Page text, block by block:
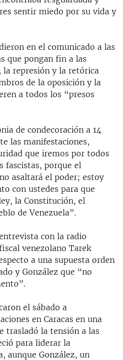
sentir miedo por su vida y
en el comunicado a las
que pongan fin a las
represión y la retórica
de la oposición y la
a todos los “presos
de condecoración a 14
las manifestaciones,
que iremos por todos
fascistas, porque el
asaltará el poder; estoy
con ustedes para que
la Constitución, el
de Venezuela”.
con la radio
venezolano Tarek
a una supuesta orden
y González que “no
el sábado a
en Caracas en una
trasladó la tensión a las
para liderar la
aunque González, un